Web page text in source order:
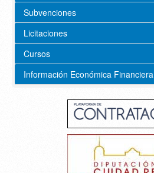
Subvenciones
Licitaciones
Cursos
Información Económica Financiera